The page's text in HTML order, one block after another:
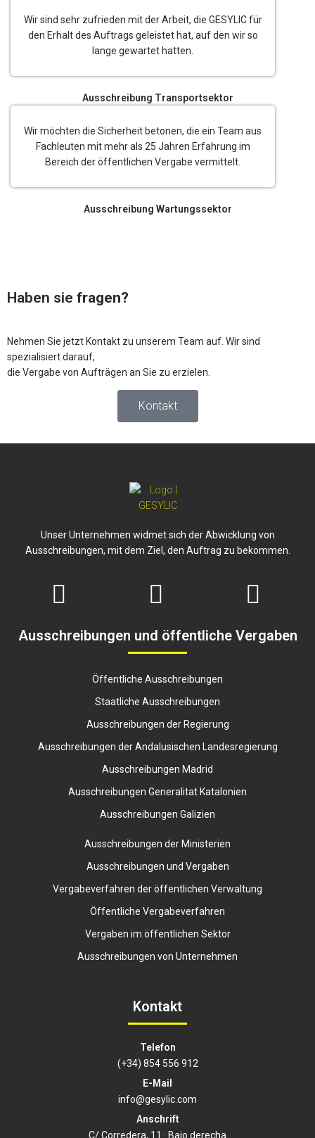
Wir sind sehr zufrieden mit der Arbeit, die GESYLIC für
den Erhalt des Auftrags geleistet hat, auf den wir so
lange gewartet hatten.
Ausschreibung Transportsektor
Wir möchten die Sicherheit betonen, die ein Team aus
Fachleuten mit mehr als 25 Jahren Erfahrung im
Bereich der öffentlichen Vergabe vermittelt.
Ausschreibung Wartungssektor
Haben sie fragen?
Nehmen Sie jetzt Kontakt zu unserem Team auf. Wir sind
spezialisiert darauf,
die Vergabe von Aufträgen an Sie zu erzielen.
Kontakt
Unser Unternehmen widmet sich der Abwicklung von
Ausschreibungen, mit dem Ziel, den Auftrag zu bekommen.
Ausschreibungen und öffentliche Vergaben
Öffentliche Ausschreibungen
Staatliche Ausschreibungen
Ausschreibungen der Regierung
Ausschreibungen der Andalusischen Landesregierung
Ausschreibungen Madrid
Ausschreibungen Generalitat Katalonien
Ausschreibungen Galizien
Ausschreibungen der Ministerien
Ausschreibungen und Vergaben
Vergabeverfahren der öffentlichen Verwaltung
Öffentliche Vergabeverfahren
Vergaben im öffentlichen Sektor
Ausschreibungen von Unternehmen
Kontakt
Telefon
(+34) 854 556 912
E-Mail
info@gesylic.com
Anschrift
C/ Corredera, 11 · Bajo derecha